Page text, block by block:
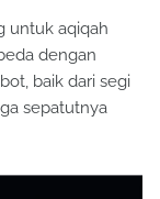
untuk aqiqah
dengan
baik dari segi
sepatutnya